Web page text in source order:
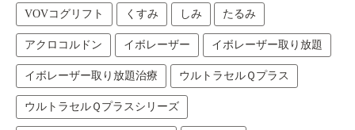
VOVコグリフト くすみ しみ たるみ
アクロコルドン イボレーザー イボレーザー取り放題
イボレーザー取り放題治療 ウルトラセルＱプラス
ウルトラセルＱプラスシリーズ